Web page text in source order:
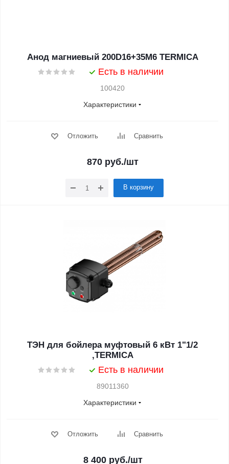
Анод магниевый 200D16+35M6 TERMICA
Есть в наличии
100420
Характеристики
Отложить Сравнить
870 руб./шт
В корзину
ТЭН для бойлера муфтовый 6 кВт 1"1/2
,TERMICA
Есть в наличии
89011360
Характеристики
Отложить Сравнить
8 400руб./шт